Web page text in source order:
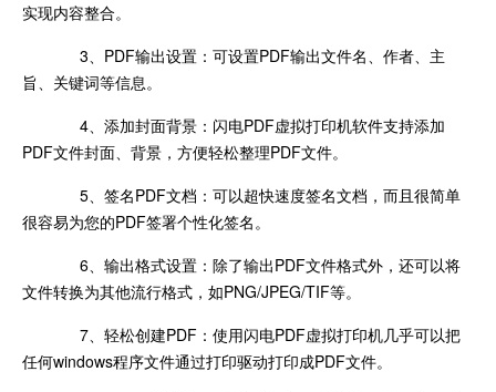
实现内容整合。
3、PDF输出设置：可设置PDF输出文件名、作者、主
旨、关键词等信息。
4、添加封面背景：闪电PDF虚拟打印机软件支持添加
PDF文件封面、背景，方便轻松整理PDF文件。
5、签名PDF文档：可以超快速度签名文档，而且很简单
很容易为您的PDF签署个性化签名。
6、输出格式设置：除了输出PDF文件格式外，还可以将
文件转换为其他流行格式，如PNG/JPEG/TIF等。
7、轻松创建PDF：使用闪电PDF虚拟打印机几乎可以把
任何windows程序文件通过打印驱动打印成PDF文件。